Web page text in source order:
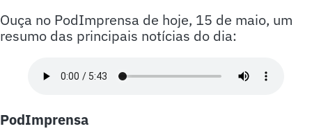
Ouça no PodImprensa de hoje, 15 de maio, um
resumo das principais notícias do dia:
PodImprensa